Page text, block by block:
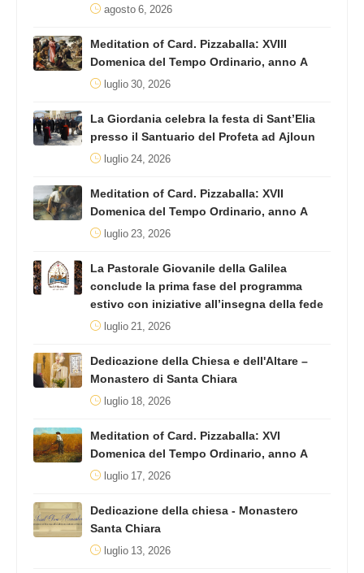
agosto 6, 2026
Meditation of Card. Pizzaballa: XVIII
Domenica del Tempo Ordinario, anno A
luglio 30, 2026
La Giordania celebra la festa di Sant’Elia
presso il Santuario del Profeta ad Ajloun
luglio 24, 2026
Meditation of Card. Pizzaballa: XVII
Domenica del Tempo Ordinario, anno A
luglio 23, 2026
La Pastorale Giovanile della Galilea
conclude la prima fase del programma
estivo con iniziative all’insegna della fede
luglio 21, 2026
Dedicazione della Chiesa e dell'Altare –
Monastero di Santa Chiara
luglio 18, 2026
Meditation of Card. Pizzaballa: XVI
Domenica del Tempo Ordinario, anno A
luglio 17, 2026
Dedicazione della chiesa - Monastero
Santa Chiara
luglio 13, 2026